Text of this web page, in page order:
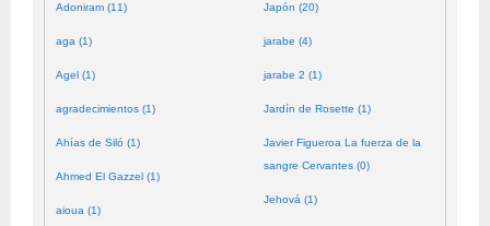
Adoniram (11)
aga (1)
Agel (1)
agradecimientos (1)
Ahías de Siló (1)
Ahmed El Gazzel (1)
aioua (1)
Japón (20)
jarabe (4)
jarabe 2 (1)
Jardín de Rosette (1)
Javier Figueroa La fuerza de la
sangre Cervantes (0)
Jehová (1)